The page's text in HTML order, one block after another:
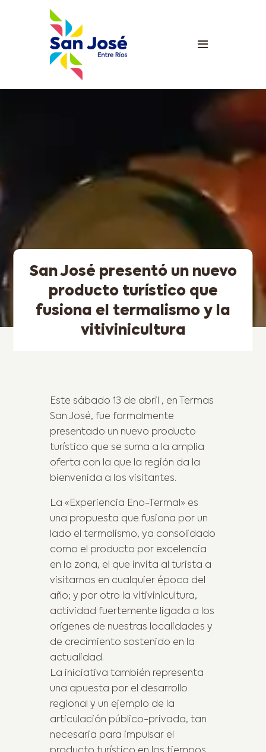
San José presentó un nuevo
producto turístico que
fusiona el termalismo y la
vitivinicultura
Este sábado 13 de abril , en Termas
San José, fue formalmente
presentado un nuevo producto
turístico que se suma a la amplia
oferta con la que la región da la
bienvenida a los visitantes.
La «Experiencia Eno-Termal» es
una propuesta que fusiona por un
lado el termalismo, ya consolidado
como el producto por excelencia
en la zona, el que invita al turista a
visitarnos en cualquier época del
año; y por otro la vitivinicultura,
actividad fuertemente ligada a los
orígenes de nuestras localidades y
de crecimiento sostenido en la
actualidad.
La iniciativa también representa
una apuesta por el desarrollo
regional y un ejemplo de la
articulación público-privada, tan
necesaria para impulsar el